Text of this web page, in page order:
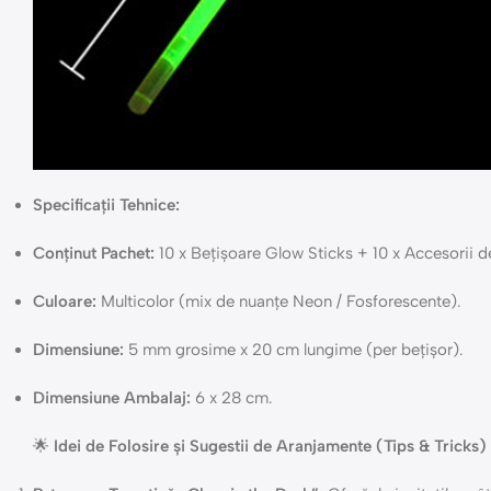
Specificații Tehnice:
Conținut Pachet: 10 x Bețișoare Glow Sticks + 10 x Accesorii
Culoare: Multicolor (mix de nuanțe Neon / Fosforescente).
Dimensiune: 5 mm grosime x 20 cm lungime (per bețișor).
Dimensiune Ambalaj: 6 x 28 cm.
🌟 Idei de Folosire și Sugestii de Aranjamente (Tips & Tricks)